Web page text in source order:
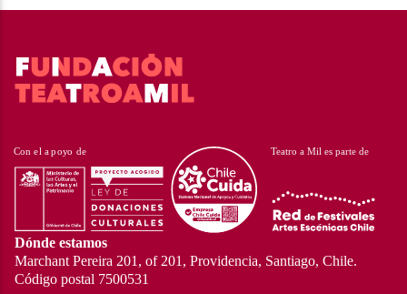
Dónde estamos
Marchant Pereira 201, of 201, Providencia, Santiago, Chile.
Código postal 7500531